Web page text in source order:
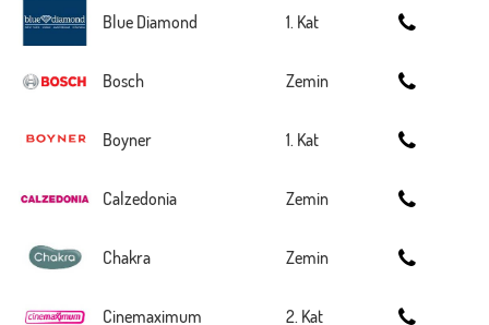
Blue Diamond 1. Kat
Bosch Zemin
Boyner 1. Kat
Calzedonia Zemin
Chakra Zemin
Cinemaximum 2. Kat